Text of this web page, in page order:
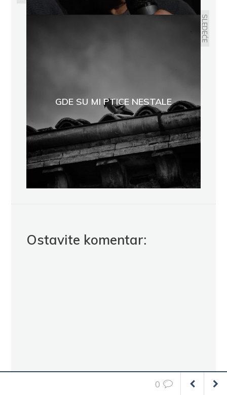
SLEDEĆE
GDE SU MI PTICE NESTALE
Ostavite komentar:
0